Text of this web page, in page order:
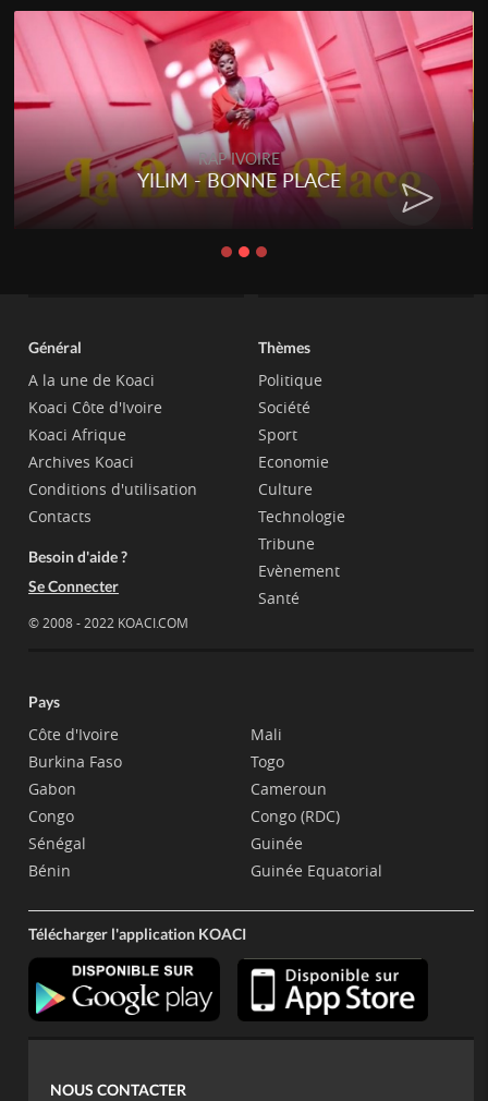
RAP IVOIRE
YILIM - BONNE PLACE
Général
A la une de Koaci
Koaci Côte d'Ivoire
Koaci Afrique
Archives Koaci
Conditions d'utilisation
Contacts
Besoin d'aide ?
Se Connecter
© 2008 - 2022 KOACI.COM
Thèmes
Politique
Société
Sport
Economie
Culture
Technologie
Tribune
Evènement
Santé
Pays
Côte d'Ivoire
Burkina Faso
Gabon
Congo
Sénégal
Bénin
Mali
Togo
Cameroun
Congo (RDC)
Guinée
Guinée Equatorial
Télécharger l'application KOACI
NOUS CONTACTER